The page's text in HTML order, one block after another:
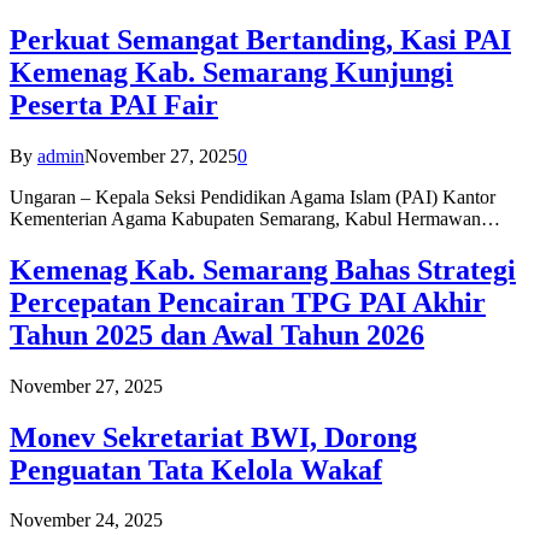
Perkuat Semangat Bertanding, Kasi PAI
Kemenag Kab. Semarang Kunjungi
Peserta PAI Fair
By adminNovember 27, 20250
Ungaran – Kepala Seksi Pendidikan Agama Islam (PAI) Kantor
Kementerian Agama Kabupaten Semarang, Kabul Hermawan…
Kemenag Kab. Semarang Bahas Strategi
Percepatan Pencairan TPG PAI Akhir
Tahun 2025 dan Awal Tahun 2026
November 27, 2025
Monev Sekretariat BWI, Dorong
Penguatan Tata Kelola Wakaf
November 24, 2025